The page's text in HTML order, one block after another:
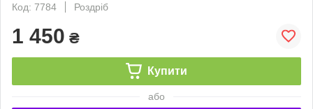
Код: 7784
Роздріб
1 450 ₴
Купити
або